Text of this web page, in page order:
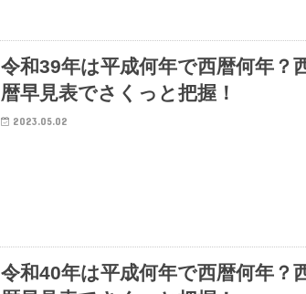
令和39年は平成何年で西暦何年？
暦早見表でさくっと把握！
2023.05.02
令和40年は平成何年で西暦何年？